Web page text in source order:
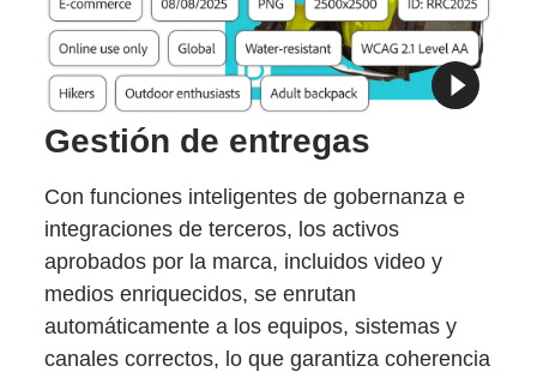
Gestión de entregas
Con funciones inteligentes de gobernanza e
integraciones de terceros, los activos
aprobados por la marca, incluidos video y
medios enriquecidos, se enrutan
automáticamente a los equipos, sistemas y
canales correctos, lo que garantiza coherencia